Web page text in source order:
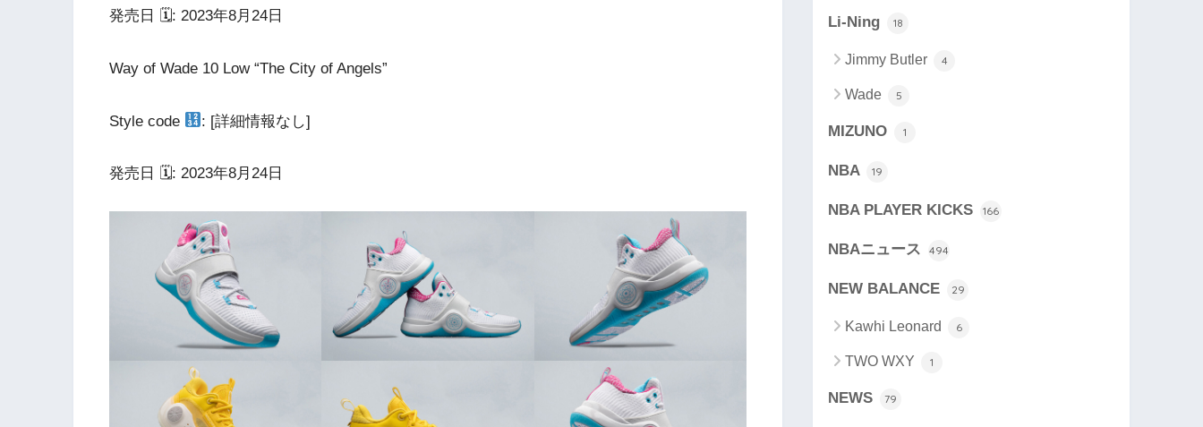
発売日 🗓: 2023年8月24日
Way of Wade 10 Low “The City of Angels”
Style code : [詳細情報なし]
発売日 🗓: 2023年8月24日
Li-Ning 18
Jimmy Butler 4
Wade 5
MIZUNO 1
NBA 19
NBA PLAYER KICKS 166
NBAニュース 494
NEW BALANCE 29
Kawhi Leonard 6
TWO WXY 1
NEWS 79